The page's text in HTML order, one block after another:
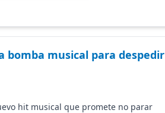
bomba musical para despedir
hit musical que promete no parar